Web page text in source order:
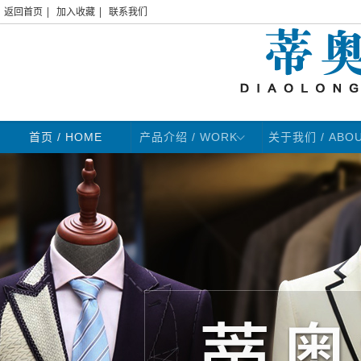
返回首页 加入收藏 联系我们
首页 / HOME 产品介绍 / WORK 关于我们 /